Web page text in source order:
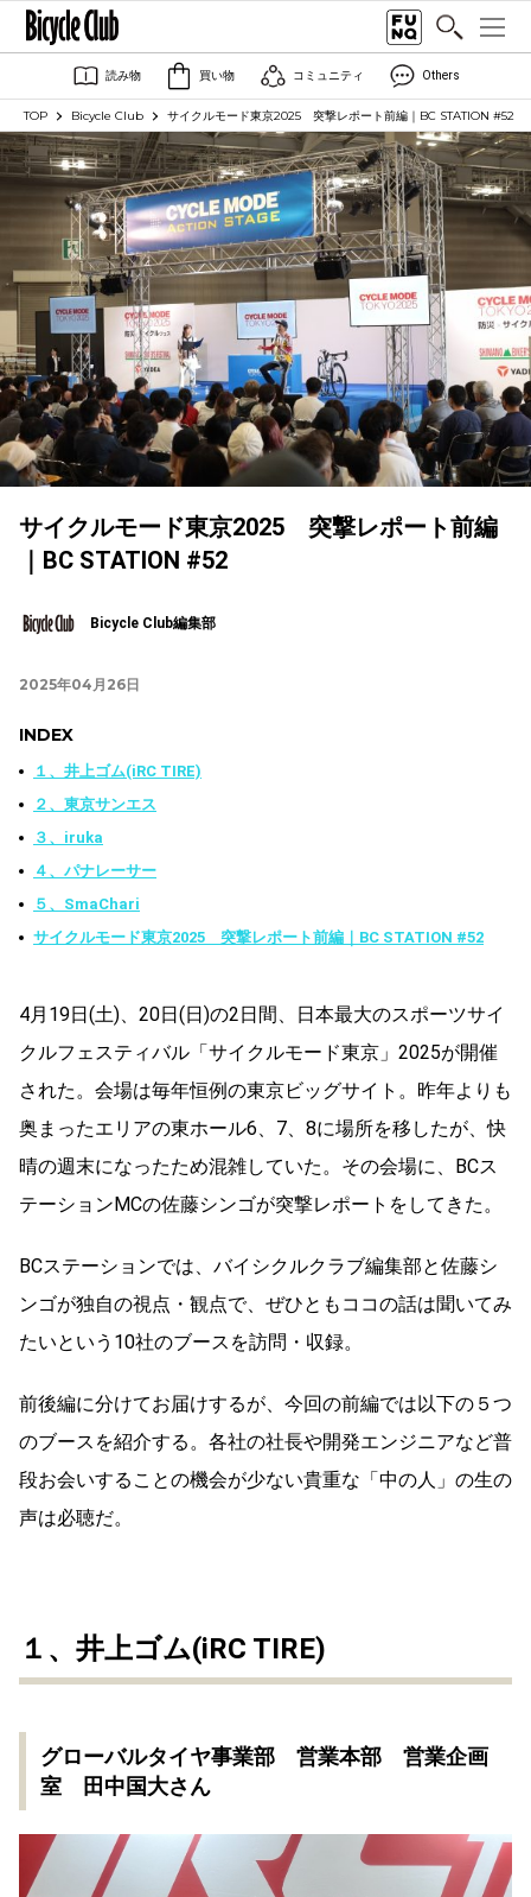
読み物 買い物 コミュニティ Others
TOP Bicycle Club サイクルモード東京2025 突撃レポート前編｜BC STATION #52
サイクルモード東京2025 突撃レポート前編
｜BC STATION #52
Bicycle Club編集部
2025年04月26日
INDEX
１、井上ゴム(iRC TIRE)
２、東京サンエス
３、iruka
４、パナレーサー
５、SmaChari
サイクルモード東京2025 突撃レポート前編｜BC STATION #52
4⽉19⽇(⼟)、20⽇(⽇)の2⽇間、⽇本最⼤のスポーツサイ
クルフェスティバル「サイクルモード東京」2025が開催
された。会場は毎年恒例の東京ビッグサイト。昨年よりも
奥まったエリアの東ホール6、7、8に場所を移したが、快
晴の週末になったため混雑していた。その会場に、BCス
テーションMCの佐藤シンゴが突撃レポートをしてきた。
BCステーションでは、バイシクルクラブ編集部と佐藤シ
ンゴが独自の視点・観点で、ぜひともココの話は聞いてみ
たいという10社のブースを訪問・収録。
前後編に分けてお届けするが、今回の前編では以下の５つ
のブースを紹介する。各社の社長や開発エンジニアなど普
段お会いすることの機会が少ない貴重な「中の人」の生の
声は必聴だ。
１、井上ゴム(iRC TIRE)
グローバルタイヤ事業部 営業本部 営業企画
室 田中国大さん